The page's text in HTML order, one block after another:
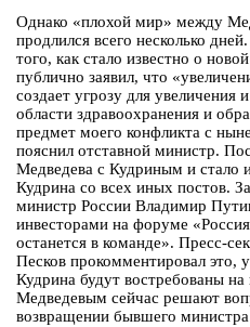
Однако «плохой мир» между
продлился всего несколько
того, как стало известно о
публично заявил, что
создает угрозу для
области здравоохранения и
предмет моего конфликта с
пояснил отставной министр.
Медведева с Кудриным и стало
Кудрина со всех иных постов.
министр России Владимир
инвесторами на форуме
останется в команде». Пресс-
Песков прокомментировал это,
Кудрина будут востребованы
Медведевым сейчас решают
возвращении бывшего